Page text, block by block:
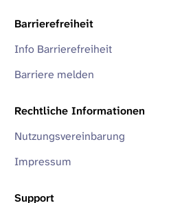
Barrierefreiheit
Info Barrierefreiheit
Barriere melden
Rechtliche Informationen
Nutzungsvereinbarung
Impressum
Support